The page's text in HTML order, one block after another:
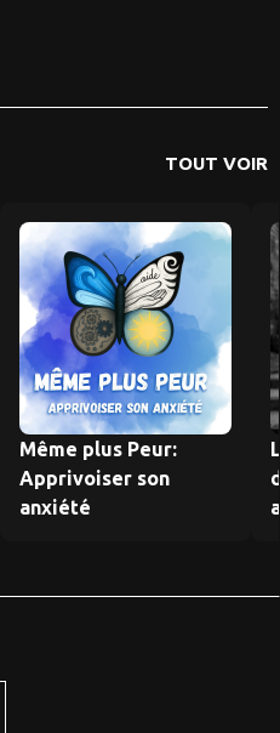
TOUT VOIR
Même plus Peur:
Apprivoiser son
anxiété